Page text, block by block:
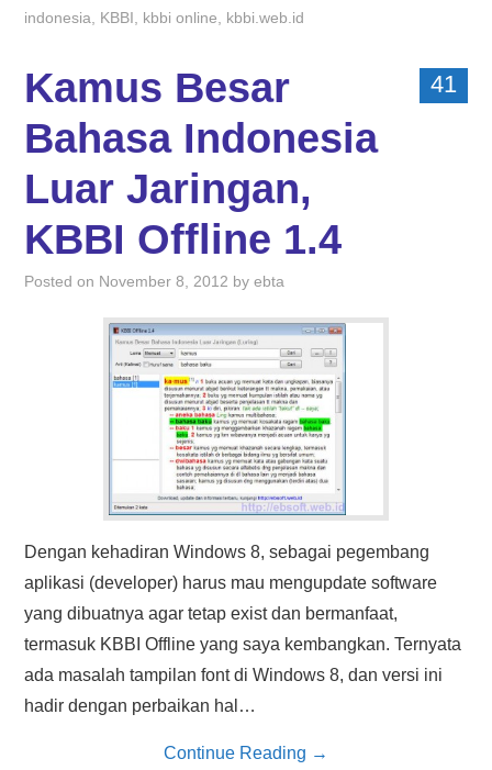
indonesia
KBBI kbbi online kbbi.web.id
41
Kamus Besar
Bahasa Indonesia
Luar Jaringan,
KBBI Offline 1.4
Posted on November 8, 2012 byebta
Dengan kehadiran Windows 8, sebagai pegembang
aplikasi (developer) harus mau mengupdate software
yang dibuatnya agar tetap exist dan bermanfaat,
termasuk KBBI Offline yang saya kembangkan. Ternyata
ada masalah tampilan font di Windows 8, dan versi ini
hadir dengan perbaikan hal…
Continue Reading →